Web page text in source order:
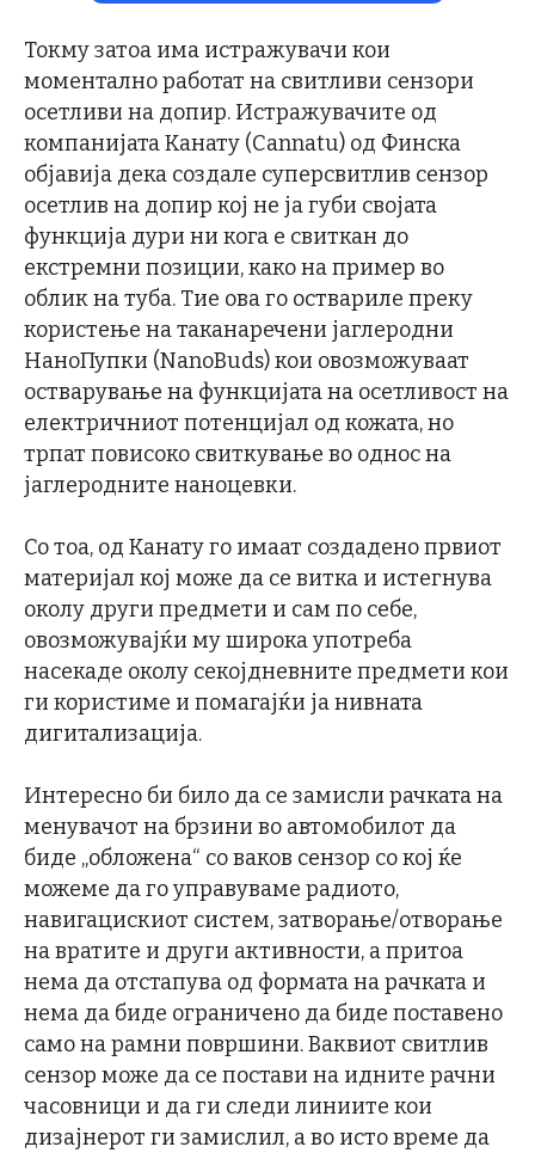
Токму затоа има истражувачи кои
моментално работат на свитливи сензори
осетливи на допир. Истражувачите од
компанијата Канату (Cannatu) од Финска
објавија дека создале суперсвитлив сензор
осетлив на допир кој не ја губи својата
функција дури ни кога е свиткан до
екстремни позиции, како на пример во
облик на туба. Тие ова го оствариле преку
користење на таканаречени јаглеродни
НаноПупки (NanoBuds) кои овозможуваат
остварување на функцијата на осетливост на
електричниот потенцијал од кожата, но
трпат повисоко свиткување во однос на
јаглеродните наноцевки.
Со тоа, од Канату го имаат создадено првиот
материјал кој може да се витка и истегнува
околу други предмети и сам по себе,
овозможувајќи му широка употреба
насекаде околу секојдневните предмети кои
ги користиме и помагајќи ја нивната
дигитализација.
Интересно би било да се замисли рачката на
менувачот на брзини во автомобилот да
биде „обложена“ со ваков сензор со кој ќе
можеме да го управуваме радиото,
навигацискиот систем, затворање/отворање
на вратите и други активности, а притоа
нема да отстапува од формата на рачката и
нема да биде ограничено да биде поставено
само на рамни површини. Ваквиот свитлив
сензор може да се постави на идните рачни
часовници и да ги следи линиите кои
дизајнерот ги замислил, а во исто време да